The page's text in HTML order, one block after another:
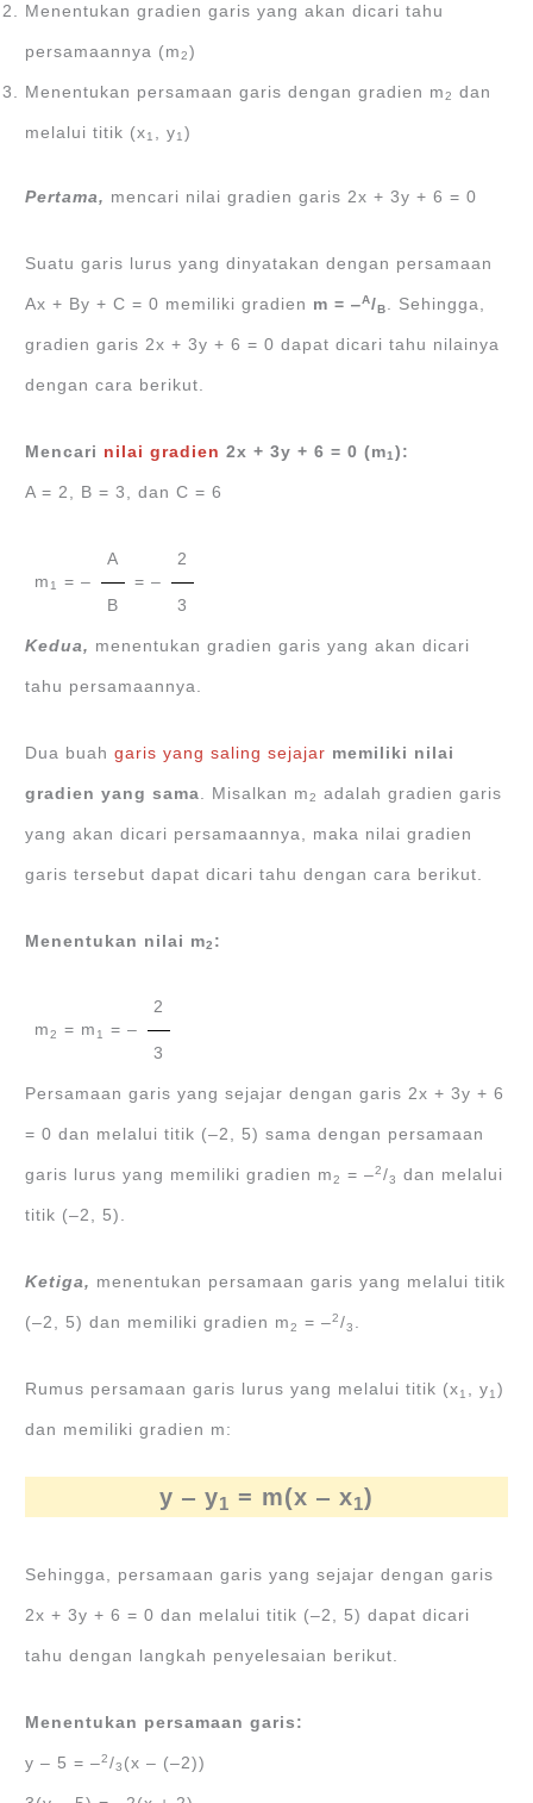
Menentukan gradien garis yang akan dicari tahu
persamaannya (m2)
Menentukan persamaan garis dengan gradien m2 dan
melalui titik (x1 , y1)
Pertama, mencari nilai gradien garis 2x + 3y + 6 = 0
Suatu garis lurus yang dinyatakan dengan persamaan
Ax + By + C = 0 memiliki gradien m = ‒A/B. Sehingga,
gradien garis 2x + 3y + 6 = 0 dapat dicari tahu nilainya
dengan cara berikut.
Mencari nilai gradien 2x + 3y + 6 = 0 (m1):
A = 2, B = 3, dan C = 6
m 1 = ‒
A
B
= ‒
2
3
Kedua, menentukan gradien garis yang akan dicari
tahu persamaannya.
Dua buahgaris yang saling sejajar memiliki nilai
gradien yang sama . Misalkan m2 adalah gradien garis
yang akan dicari persamaannya, maka nilai gradien
garis tersebut dapat dicari tahu dengan cara berikut.
Menentukan nilai m2 :
m2 = m 1 = ‒
2
3
Persamaan garis yang sejajar dengan garis 2x + 3y + 6
= 0 dan melalui titik (‒2, 5) sama dengan persamaan
garis lurus yang memiliki gradien m2 = ‒2/3 dan melalui
titik (‒2, 5).
Ketiga, menentukan persamaan garis yang melalui titik
(‒2, 5) dan memiliki gradien m2 = ‒2/3 .
Rumus persamaan garis lurus yang melalui titik (x1 , y1 )
dan memiliki gradien m:
y ‒ y1 = m(x ‒ x1)
Sehingga, persamaan garis yang sejajar dengan garis
2x + 3y + 6 = 0 dan melalui titik (‒2, 5) dapat dicari
tahu dengan langkah penyelesaian berikut.
Menentukan persamaan garis:
y ‒ 5 = ‒2/3 (x ‒ (‒2))